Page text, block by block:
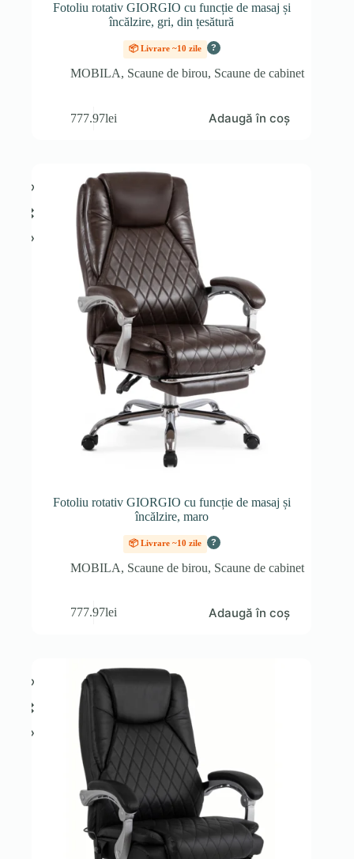
Fotoliu rotativ GIORGIO cu funcție de masaj și
încălzire, gri, din țesătură
📦 Livrare ~10 zile ?
MOBILA, Scaune de birou, Scaune de cabinet
777.97lei Adaugă în coș
Fotoliu rotativ GIORGIO cu funcție de masaj și
încălzire, maro
📦 Livrare ~10 zile ?
MOBILA, Scaune de birou, Scaune de cabinet
777.97lei Adaugă în coș